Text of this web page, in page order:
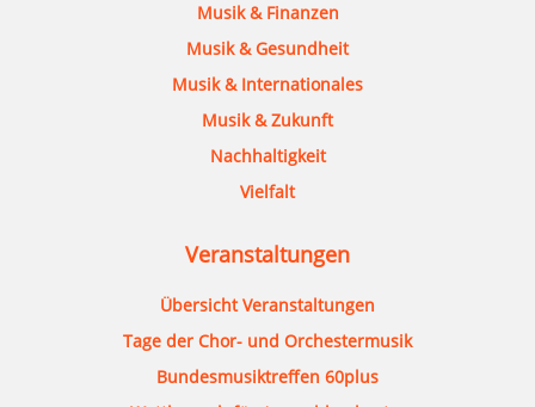
Musik & Finanzen
Musik & Gesundheit
Musik & Internationales
Musik & Zukunft
Nachhaltigkeit
Vielfalt
Veranstaltungen
Übersicht Veranstaltungen
Tage der Chor- und Orchestermusik
Bundesmusiktreffen 60plus